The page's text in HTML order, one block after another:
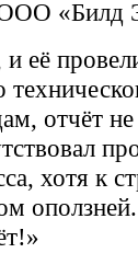
«Билд
её
отчёт не
хотя к